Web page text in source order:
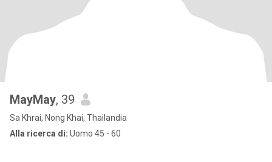
MayMay, 39
Sa Khrai, Nong Khai, Thailandia
Alla ricerca di: Uomo 45 - 60